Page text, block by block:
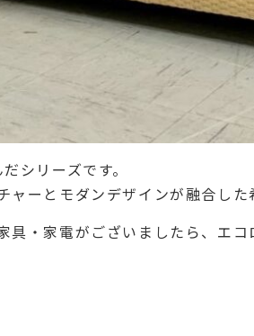
シリーズです。
ーとモダンデザインが融合した
具・家電がございましたら、エ